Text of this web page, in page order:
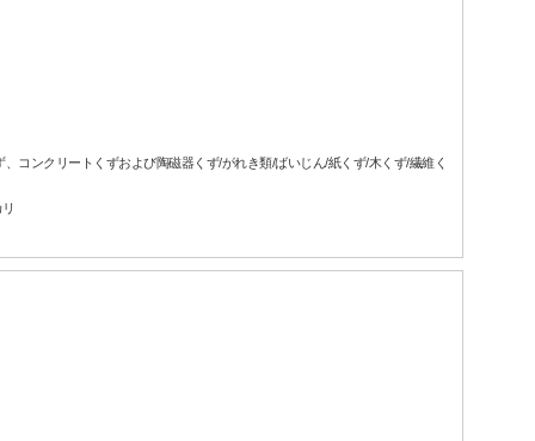
コンクリートくずおよび陶磁器くず/がれき類/ばいじん/紙くず/木くず/繊維く